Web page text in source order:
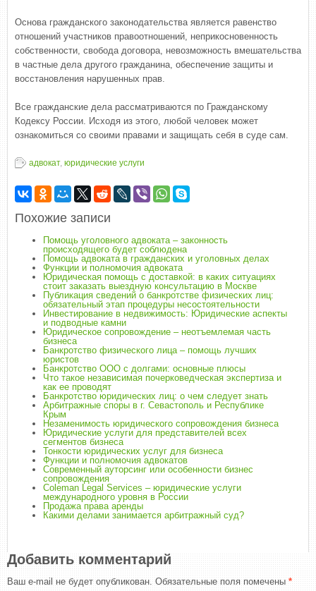
Основа гражданского законодательства является равенство
отношений участников правоотношений, неприкосновенность
собственности, свобода договора, невозможность вмешательства
в частные дела другого гражданина, обеспечение защиты и
восстановления нарушенных прав.
Все гражданские дела рассматриваются по Гражданскому
Кодексу России. Исходя из этого, любой человек может
ознакомиться со своими правами и защищать себя в суде сам.
адвокат, юридические услуги
Похожие записи
Помощь уголовного адвоката – законность
происходящего будет соблюдена
Помощь адвоката в гражданских и уголовных делах
Функции и полномочия адвоката
Юридическая помощь с доставкой: в каких ситуациях
стоит заказать выездную консультацию в Москве
Публикация сведений о банкротстве физических лиц:
обязательный этап процедуры несостоятельности
Инвестирование в недвижимость: Юридические аспекты
и подводные камни
Юридическое сопровождение – неотъемлемая часть
бизнеса
Банкротство физического лица – помощь лучших
юристов
Банкротство ООО с долгами: основные плюсы
Что такое независимая почерковедческая экспертиза и
как ее проводят
Банкротство юридических лиц: о чем следует знать
Арбитражные споры в г. Севастополь и Республике
Крым
Незаменимость юридического сопровождения бизнеса
Юридические услуги для представителей всех
сегментов бизнеса
Тонкости юридических услуг для бизнеса
Функции и полномочия адвокатов
Современный ауторсинг или особенности бизнес
сопровождения
Coleman Legal Services – юридические услуги
международного уровня в России
Продажа права аренды
Какими делами занимается арбитражный суд?
Добавить комментарий
Ваш e-mail не будет опубликован. Обязательные поля помечены *